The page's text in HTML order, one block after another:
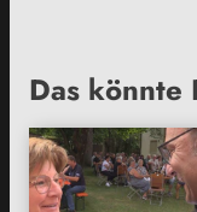
Das könnte